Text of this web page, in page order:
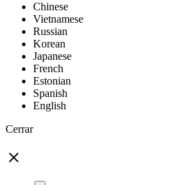
Chinese
Vietnamese
Russian
Korean
Japanese
French
Estonian
Spanish
English
Cerrar